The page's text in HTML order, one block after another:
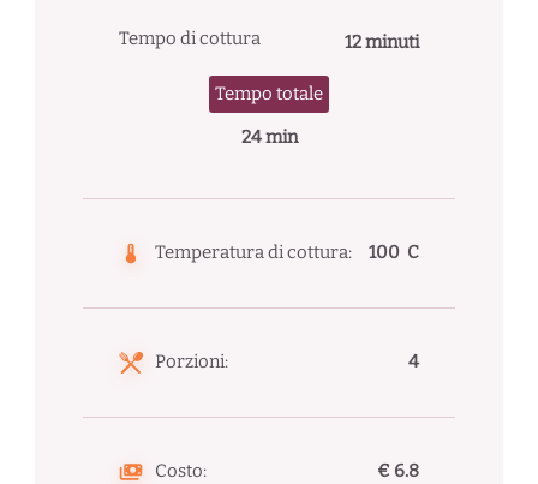
Tempo di cottura 12 minuti
Tempo totale
24 min
Temperatura di cottura: 100 C
Porzioni: 4
Costo: € 6.8